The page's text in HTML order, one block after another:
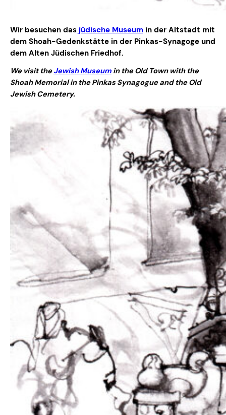
Wir besuchen das jüdische Museum in der Altstadt mit
dem Shoah-Gedenkstätte in der Pinkas-Synagoge und
dem Alten Jüdischen Friedhof.
We visit theJewish Museum in the Old Town with the
Shoah Memorial in the Pinkas Synagogue and the Old
Jewish Cemetery.